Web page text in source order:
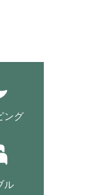
ング
ル